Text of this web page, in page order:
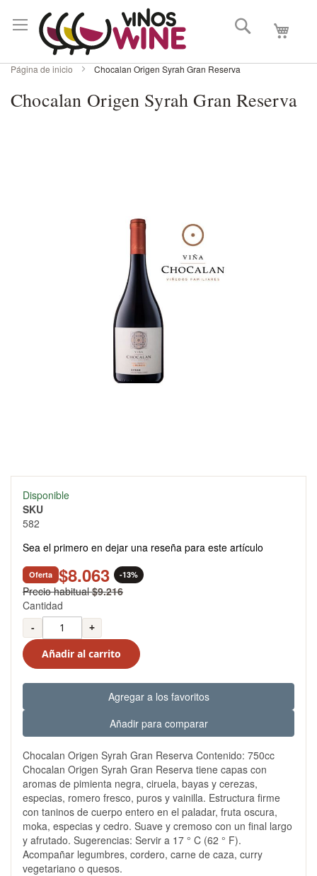
Mi
Buscar
Página de inicio Chocalan Origen Syrah Gran Reserva
Chocalan Origen Syrah Gran Reserva
the
beginning
the
images
gallery
Disponible
SKU
582
Sea el primero en dejar una reseña para este artículo
Oferta $8.063 -13%
Precio habitual $9.216
Cantidad
-
+
Añadir al carrito
Agregar a los favoritos
Añadir para comparar
Chocalan Origen Syrah Gran Reserva Contenido: 750cc
Chocalan Origen Syrah Gran Reserva tiene capas con
aromas de pimienta negra, ciruela, bayas y cerezas,
especias, romero fresco, puros y vainilla. Estructura firme
con taninos de cuerpo entero en el paladar, fruta oscura,
moka, especias y cedro. Suave y cremoso con un final largo
y afrutado. Sugerencias: Servir a 17 ° C (62 ° F).
Acompañar legumbres, cordero, carne de caza, curry
vegetariano o quesos.